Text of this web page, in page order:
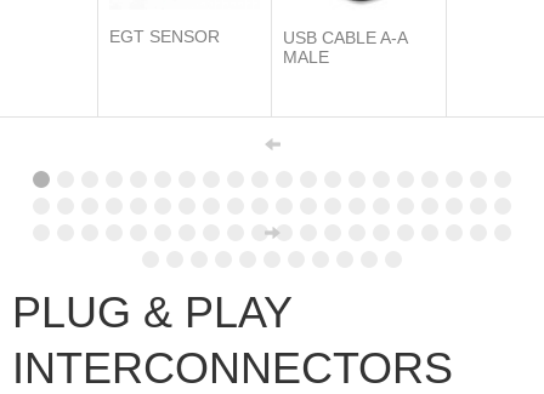
EGT SENSOR
USB CABLE A-A
MALE
PLUG & PLAY
INTERCONNECTORS